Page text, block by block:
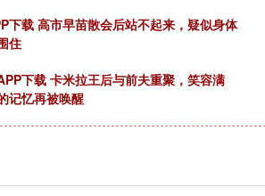
下载 高市早苗散会后站不起来，疑似身体
住
下载 卡米拉王后与前夫重聚，笑容满
记忆再被唤醒